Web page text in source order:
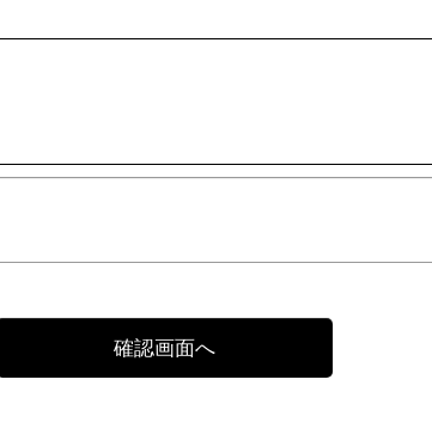
確認画面へ